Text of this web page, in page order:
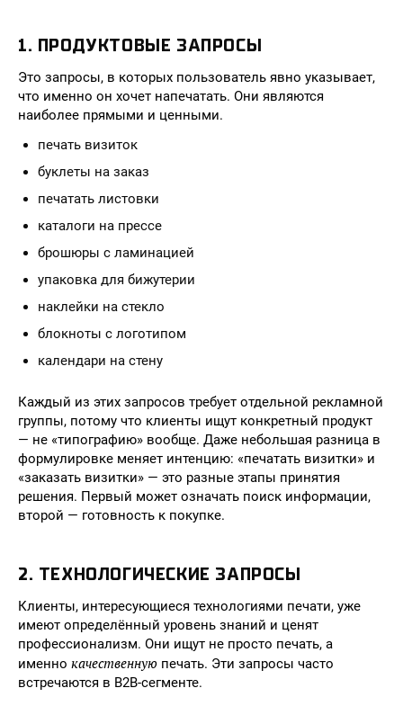
1. ПРОДУКТОВЫЕ ЗАПРОСЫ
Это запросы, в которых пользователь явно указывает,
что именно он хочет напечатать. Они являются
наиболее прямыми и ценными.
печать визиток
буклеты на заказ
печатать листовки
каталоги на прессе
брошюры с ламинацией
упаковка для бижутерии
наклейки на стекло
блокноты с логотипом
календари на стену
Каждый из этих запросов требует отдельной рекламной
группы, потому что клиенты ищут конкретный продукт
— не «типографию» вообще. Даже небольшая разница в
формулировке меняет интенцию: «печатать визитки» и
«заказать визитки» — это разные этапы принятия
решения. Первый может означать поиск информации,
второй — готовность к покупке.
2. ТЕХНОЛОГИЧЕСКИЕ ЗАПРОСЫ
Клиенты, интересующиеся технологиями печати, уже
имеют определённый уровень знаний и ценят
профессионализм. Они ищут не просто печать, а
именно качественную печать. Эти запросы часто
встречаются в B2B-сегменте.